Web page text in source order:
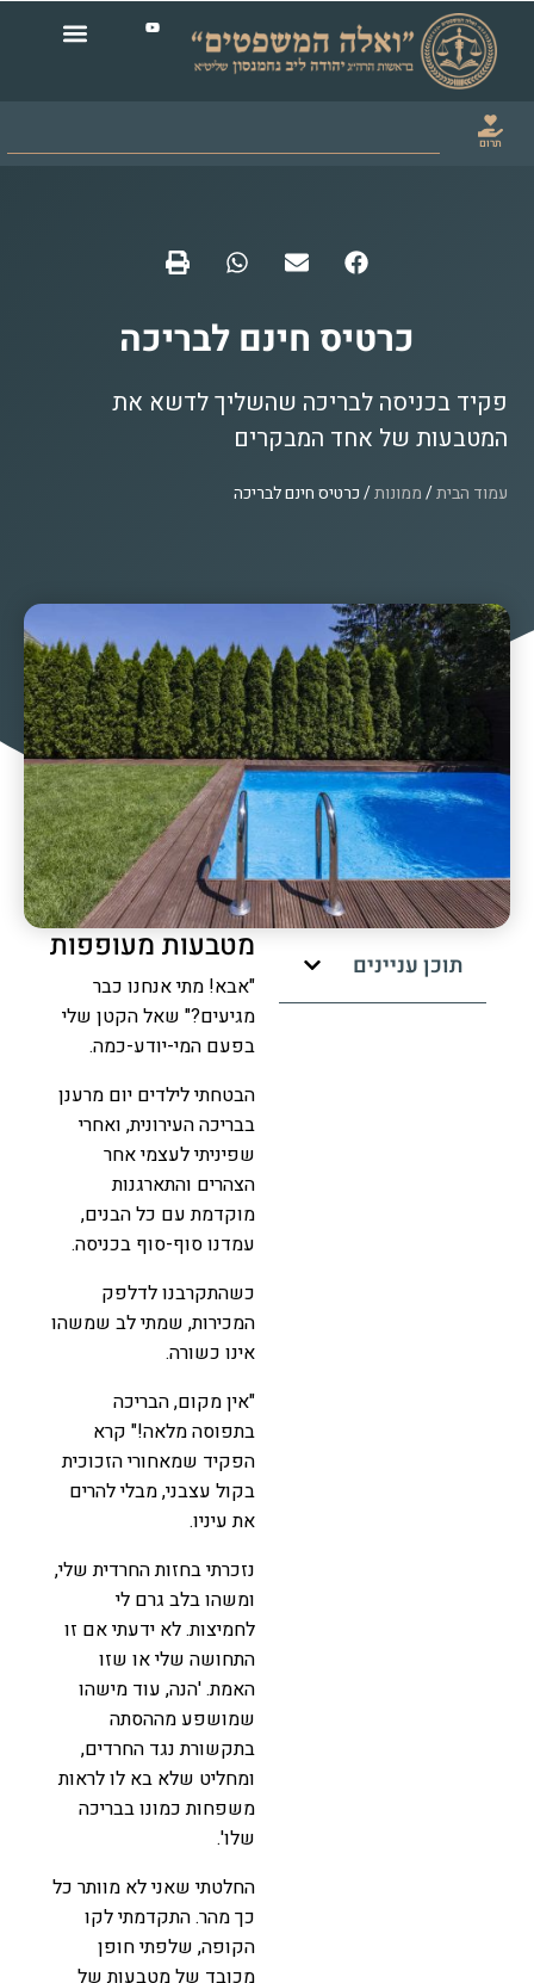
תרום
כרטיס חינם לבריכה
פקיד בכניסה לבריכה שהשליך לדשא את
המטבעות של אחד המבקרים
עמוד הבית/ממונות/ כרטיס חינם לבריכה
תוכן עניינים מטבעות מעופפות
"אבא! מתי אנחנו כבר
מגיעים?" שאל הקטן שלי
בפעם המי-יודע-כמה.
הבטחתי לילדים יום מרענן
בבריכה העירונית, ואחרי
שפיניתי לעצמי אחר
הצהרים והתארגנות
מוקדמת עם כל הבנים,
עמדנו סוף-סוף בכניסה.
כשהתקרבנו לדלפק
המכירות, שמתי לב שמשהו
אינו כשורה.
"אין מקום, הבריכה
בתפוסה מלאה!" קרא
הפקיד שמאחורי הזכוכית
בקול עצבני, מבלי להרים
את עיניו.
נזכרתי בחזות החרדית שלי,
ומשהו בלב גרם לי
לחמיצות. לא ידעתי אם זו
התחושה שלי או שזו
האמת. 'הנה, עוד מישהו
שמושפע מההסתה
בתקשורת נגד החרדים,
ומחליט שלא בא לו לראות
משפחות כמונו בבריכה
שלו'.
החלטתי שאני לא מוותר כל
כך מהר. התקדמתי לקו
הקופה, שלפתי חופן
מכובד של מטבעות של